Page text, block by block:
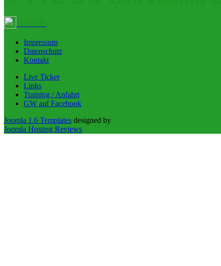
Impressum
Datenschutz
Kontakt
Live Ticker
Links
Training / Anfahrt
GW auf Facebook
Joomla 1.6 Templates designed by
Joomla Hosting Reviews